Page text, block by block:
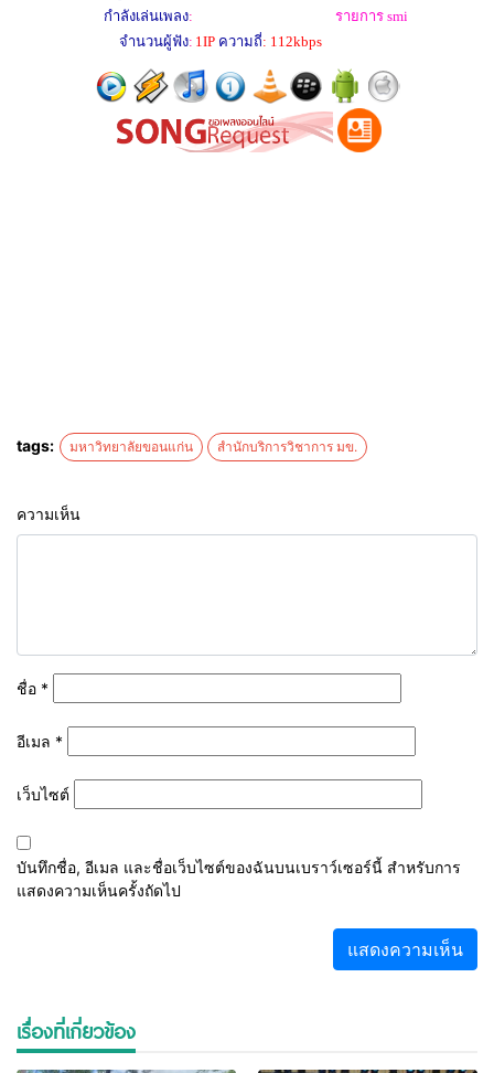
tags: มหาวิทยาลัยขอนแก่น สำนักบริการวิชาการ มข.
ความเห็น
ชื่อ *
อีเมล *
เว็บไซต์
บันทึกชื่อ, อีเมล และชื่อเว็บไซต์ของฉันบนเบราว์เซอร์นี้ สำหรับการ
แสดงความเห็นครั้งถัดไป
เรื่องที่เกี่ยวข้อง